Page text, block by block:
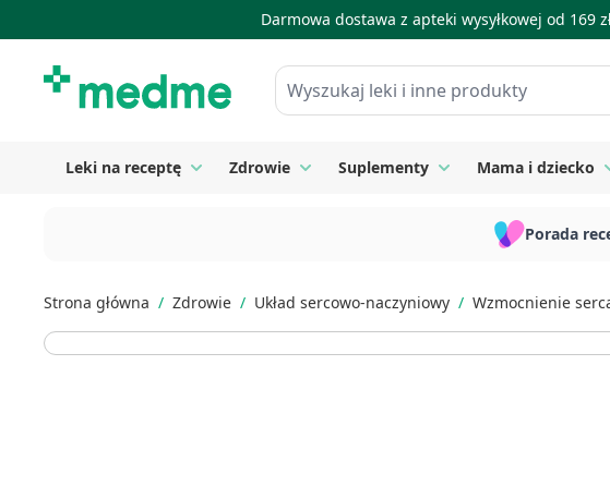
Darmowa dostawa z apteki wysyłkowej od 169
Wyszukaj leki i inne produkty
Leki na receptę Toggle submenu for Leki na receptę
Zdrowie Toggle submenu for Zdrowie
Suplementy Toggle submenu for
Mama i dziecko
Porada
Strona główna / Zdrowie / Układ sercowo-naczyniowy / Wzmocnienie